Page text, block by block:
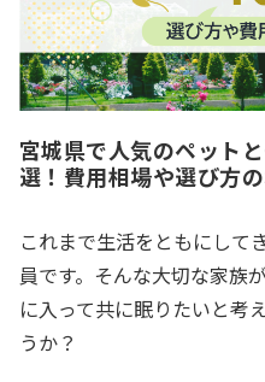
宮城県で人気のペット
選！費用相場や選び方
これまで生活をともにして
員です。そんな大切な家族
に入って共に眠りたいと考
うか？